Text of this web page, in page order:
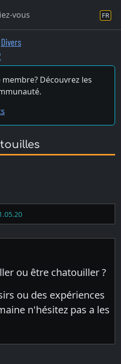
vous FR
Divers
membre? Découvrez les
ou être chatouiller ?
ou des expériences
n'hésitez pas a les